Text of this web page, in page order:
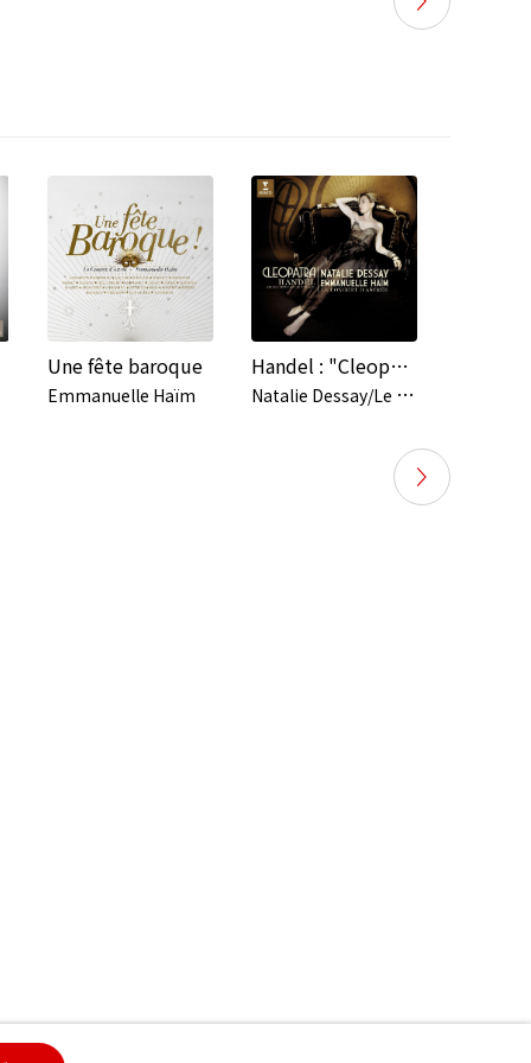
Une fête baroque
Emmanuelle Haïm
Handel : "Cleopatra" - Giulio Cesare Opera arias
N
atalie Dessay/Le Concert d`Astrée/Emmanuelle Haïm